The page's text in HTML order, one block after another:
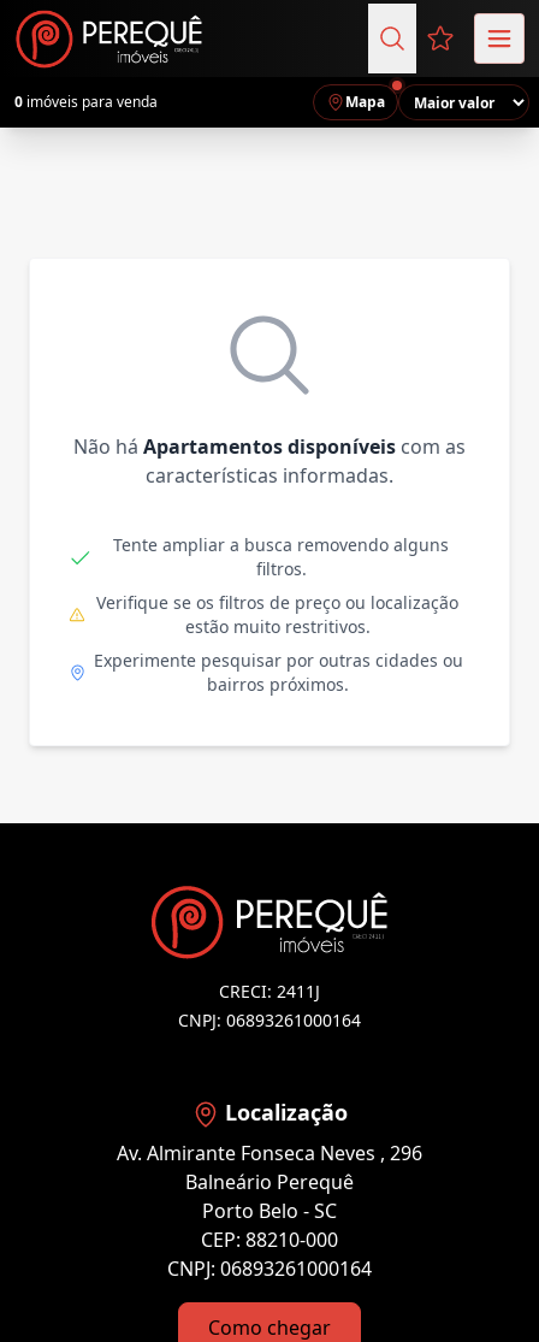
Favoritos
0 imóveis para venda Mapa
Não há Apartamentos disponíveis com as
características informadas.
Tente ampliar a busca removendo alguns
filtros.
Verifique se os filtros de preço ou localização
estão muito restritivos.
Experimente pesquisar por outras cidades ou
bairros próximos.
CRECI: 2411J
CNPJ: 06893261000164
Localização
Av. Almirante Fonseca Neves , 296
Balneário Perequê
Porto Belo - SC
CEP: 88210-000
CNPJ: 06893261000164
Como chegar